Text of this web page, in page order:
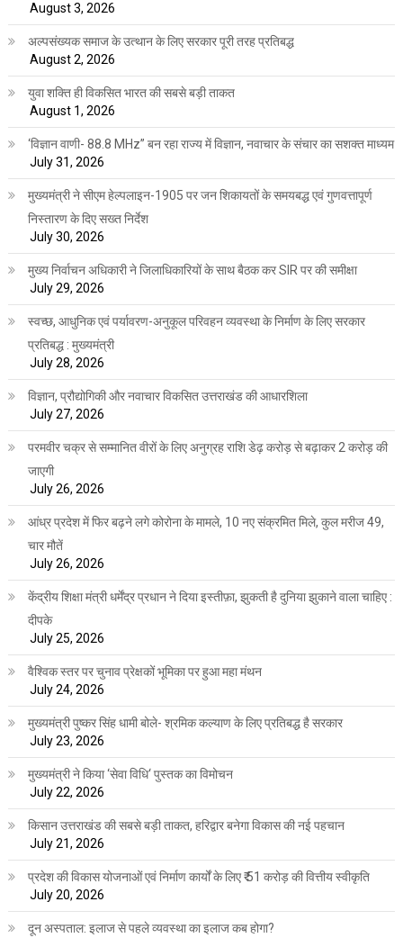
August 3, 2026
अल्पसंख्यक समाज के उत्थान के लिए सरकार पूरी तरह प्रतिबद्ध
August 2, 2026
युवा शक्ति ही विकसित भारत की सबसे बड़ी ताकत
August 1, 2026
‘विज्ञान वाणी- 88.8 MHz” बन रहा राज्य में विज्ञान, नवाचार के संचार का सशक्त माध्यम
July 31, 2026
मुख्यमंत्री ने सीएम हेल्पलाइन-1905 पर जन शिकायतों के समयबद्ध एवं गुणवत्तापूर्ण
निस्तारण के दिए सख्त निर्देश
July 30, 2026
मुख्य निर्वाचन अधिकारी ने जिलाधिकारियों के साथ बैठक कर SIR पर की समीक्षा
July 29, 2026
स्वच्छ, आधुनिक एवं पर्यावरण-अनुकूल परिवहन व्यवस्था के निर्माण के लिए सरकार
प्रतिबद्ध : मुख्यमंत्री
July 28, 2026
विज्ञान, प्रौद्योगिकी और नवाचार विकसित उत्तराखंड की आधारशिला
July 27, 2026
परमवीर चक्र से सम्मानित वीरों के लिए अनुग्रह राशि डेढ़ करोड़ से बढ़ाकर 2 करोड़ की
जाएगी
July 26, 2026
आंध्र प्रदेश में फिर बढ़ने लगे कोरोना के मामले, 10 नए संक्रमित मिले, कुल मरीज 49,
चार मौतें
July 26, 2026
केंद्रीय शिक्षा मंत्री धर्मेंद्र प्रधान ने दिया इस्तीफ़ा, झुकती है दुनिया झुकाने वाला चाहिए :
दीपके
July 25, 2026
वैश्विक स्तर पर चुनाव प्रेक्षकों भूमिका पर हुआ महा मंथन
July 24, 2026
मुख्यमंत्री पुष्कर सिंह धामी बोले- श्रमिक कल्याण के लिए प्रतिबद्ध है सरकार
July 23, 2026
मुख्यमंत्री ने किया ‘सेवा विधि‘ पुस्तक का विमोचन
July 22, 2026
किसान उत्तराखंड की सबसे बड़ी ताकत, हरिद्वार बनेगा विकास की नई पहचान
July 21, 2026
प्रदेश की विकास योजनाओं एवं निर्माण कार्यों के लिए ₹ 51 करोड़ की वित्तीय स्वीकृति
July 20, 2026
दून अस्पताल: इलाज से पहले व्यवस्था का इलाज कब होगा?